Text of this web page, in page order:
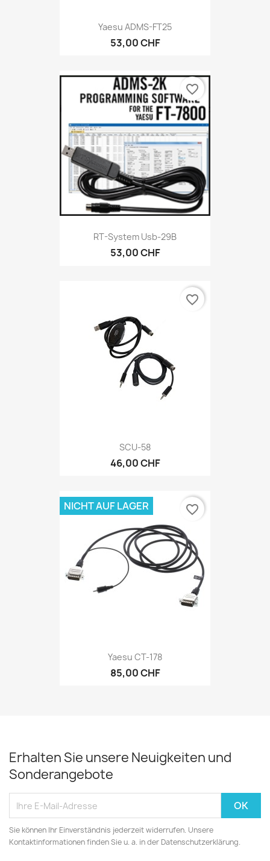
Yaesu ADMS-FT25
53,00 CHF
RT-System Usb-29B
53,00 CHF
favorite_border
SCU-58
46,00 CHF
favorite_border
Yaesu CT-178
85,00 CHF
NICHT AUF LAGER favorite_border
Erhalten Sie unsere Neuigkeiten und
Sonderangebote
Sie können Ihr Einverständnis jederzeit widerrufen. Unsere
Kontaktinformationen finden Sie u. a. in der Datenschutzerklärung.